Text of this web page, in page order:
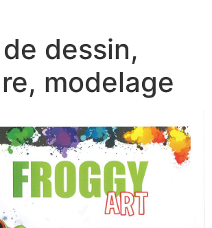
dessin,
modelage